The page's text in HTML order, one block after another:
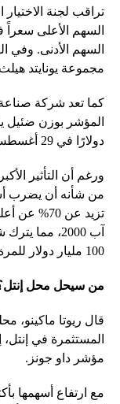
تراقب لجنة
السهم الأعلى
السهم الأدنى. وفي
مجموعة يونايتد هيلث ـ نحو 29 ضعفاً
كما تعد شركة صناعة
دولارًا في 29 أغسطس.
ورغم أن التأثير
من شأنه أن يضرب
تزيد عن
آب 2000،
100 مليار دولار للمرة الأولى منذ 30 عاما.
من سيحل محل
قال ريوتا ماكينو،
المستثمرة في
مؤشر داو جونز.